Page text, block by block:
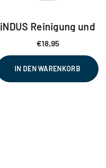
iNDUS Reinigung und
€18,95
IN DEN WARENKORB